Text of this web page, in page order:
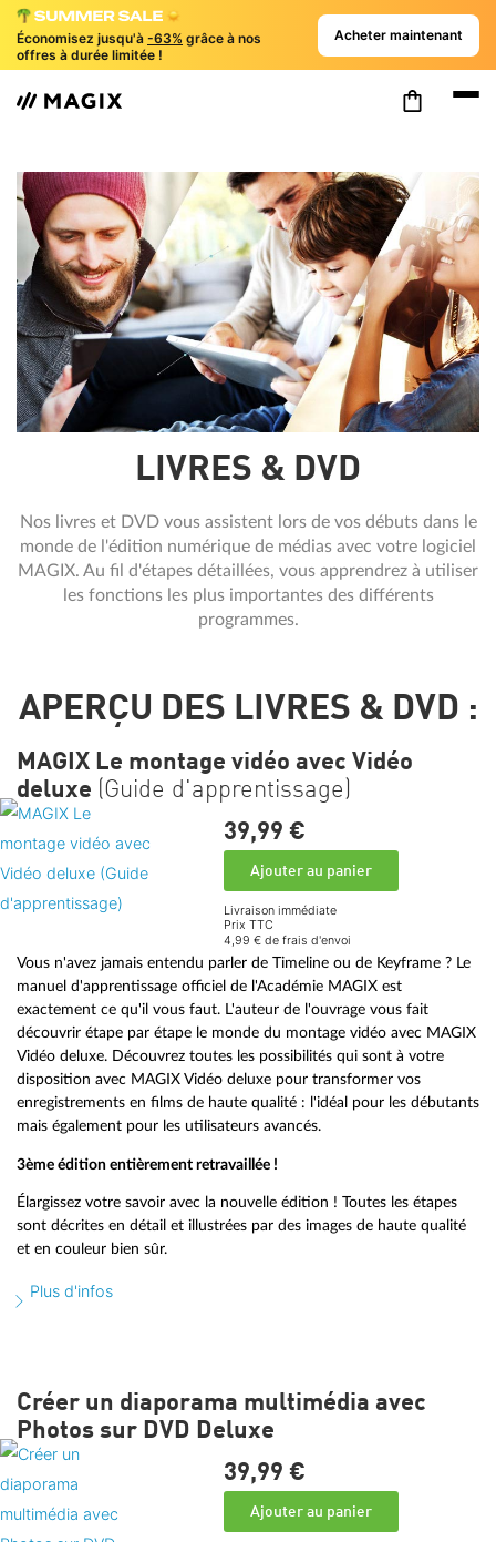
Économisez jusqu'à -63% grâce à nos
offres à durée limitée !
Acheter maintenant
LIVRES & DVD
Nos livres et DVD vous assistent lors de vos débuts dans le
monde de l'édition numérique de médias avec votre logiciel
MAGIX. Au fil d'étapes détaillées, vous apprendrez à utiliser
les fonctions les plus importantes des différents
programmes.
APERÇU DES LIVRES & DVD :
MAGIX Le montage vidéo avec Vidéo
deluxe (Guide d'apprentissage)
39,99 €
Ajouter au panier
Livraison immédiate
Prix TTC
4,99 € de frais d'envoi
Vous n'avez jamais entendu parler de Timeline ou de Keyframe ? Le
manuel d'apprentissage officiel de l'Académie MAGIX est
exactement ce qu'il vous faut. L'auteur de l'ouvrage vous fait
découvrir étape par étape le monde du montage vidéo avec MAGIX
Vidéo deluxe. Découvrez toutes les possibilités qui sont à votre
disposition avec MAGIX Vidéo deluxe pour transformer vos
enregistrements en films de haute qualité : l'idéal pour les débutants
mais également pour les utilisateurs avancés.
3ème édition entièrement retravaillée !
Élargissez votre savoir avec la nouvelle édition ! Toutes les étapes
sont décrites en détail et illustrées par des images de haute qualité
et en couleur bien sûr.
Plus d'infos
Créer un diaporama multimédia avec
Photos sur DVD Deluxe
39,99 €
Ajouter au panier